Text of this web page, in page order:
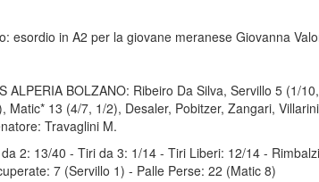
esordio in A2 per la giovane meranese Giovanna
ALPERIA BOLZANO: Ribeiro Da Silva, Servillo 5 (1/
Matic* 13 (4/7, 1/2), Desaler, Pobitzer, Zangari,
Travaglini M.
2: 13/40 - Tiri da 3: 1/14 - Tiri Liberi: 12/14 -
7 (Servillo 1) - Palle Perse: 22 (Matic 8)